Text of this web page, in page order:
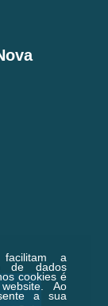
a
de dados
cookies é
Ao
a sua